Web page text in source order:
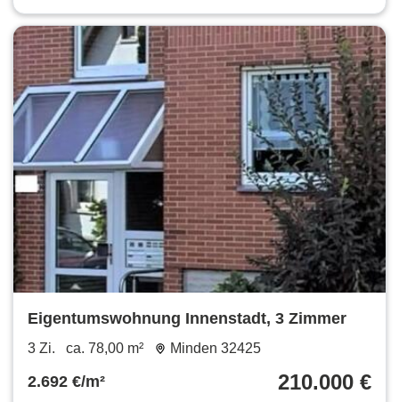
Eigentumswohnung Innenstadt, 3 Zimmer
3 Zi. ca. 78,00 m² Minden 32425
2.692 €/m² 210.000 €